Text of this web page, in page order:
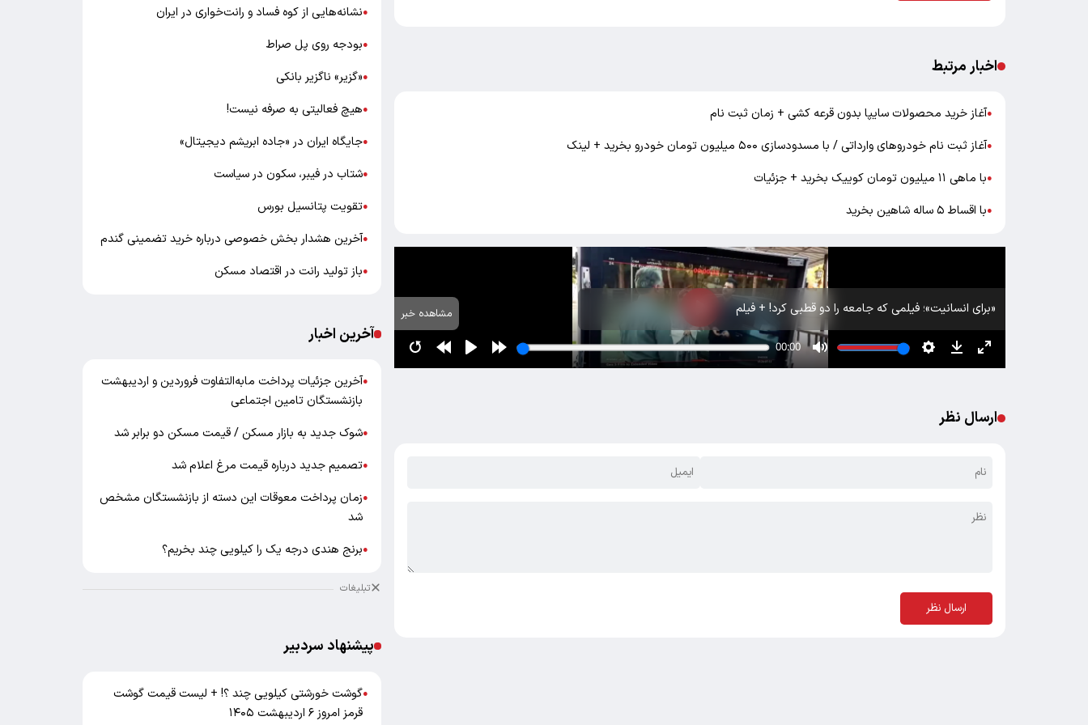
اخبار مرتبط
●آغاز خرید محصولات سایپا بدون قرعه کشی + زمان ثبت نام
●آغاز ثبت نام خودرو‌های وارداتی / با مسدودسازی ۵۰۰ میلیون تومان خودرو بخرید + لینک
●با ماهی ۱۱ میلیون تومان کوییک بخرید + جزئیات
●با اقساط ۵ ساله شاهین بخرید
«برای انسانیت»؛ فیلمی که جامعه را دو قطبی کرد! + فیلم مشاهده خبر
ارسال نظر
ارسال نظر
●نشانه‌هایی از کوه فساد و رانت‌خواری در ایران
●بودجه روی پل صراط
●«گزیر» ناگزیر بانکی
●هیچ فعالیتی به صرفه نیست!
●جایگاه ایران در «جاده ابریشم دیجیتال»
●شتاب در فیبر، سکون در سیاست
●تقویت پتانسیل بورس
●آخرین هشدار بخش خصوصی درباره خرید تضمینی گندم
●باز تولید رانت در اقتصاد مسکن
آخرین اخبار
●آخرین جزئیات پرداخت مابه‌التفاوت فروردین و اردیبهشت
بازنشستگان تامین اجتماعی
●شوک جدید به بازار مسکن / قیمت مسکن دو برابر شد
●تصمیم جدید درباره قیمت مرغ اعلام شد
●زمان پرداخت معوقات این دسته از بازنشستگان مشخص
شد
●برنج هندی درجه یک را کیلویی چند بخریم؟
تبلیغات
پیشنهاد سردبیر
●گوشت خورشتی کیلویی چند ؟! + لیست قیمت گوشت
قرمز امروز ۶ اردیبهشت ۱۴۰۵